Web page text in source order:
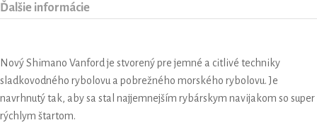
Ďalšie informácie
Nový Shimano Vanford je stvorený pre jemné a citlivé techniky
sladkovodného rybolovu a pobrežného morského rybolovu. Je
navrhnutý tak, aby sa stal najjemnejším rybárskym navijakom so super
rýchlym štartom.